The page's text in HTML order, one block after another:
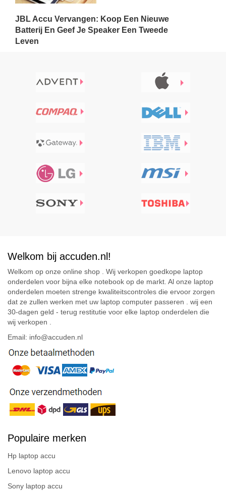
JBL Accu Vervangen: Koop Een Nieuwe
Batterij En Geef Je Speaker Een Tweede
Leven
Welkom bij accuden.nl!
Welkom op onze online shop . Wij verkopen goedkope laptop
onderdelen voor bijna elke notebook op de markt. Al onze laptop
onderdelen moeten strenge kwaliteitscontroles die ervoor zorgen
dat ze zullen werken met uw laptop computer passeren . wij een
30-dagen geld - terug restitutie voor elke laptop onderdelen die
wij verkopen .
Email: info@accuden.nl
Populaire merken
Hp laptop accu
Lenovo laptop accu
Sony laptop accu